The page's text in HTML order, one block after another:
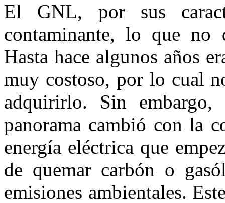
El GNL, por sus
contaminante, lo que no
Hasta hace algunos años
muy costoso, por lo cual
adquirirlo. Sin
panorama cambió con la
energía eléctrica que
de quemar carbón o
emisiones ambientales.